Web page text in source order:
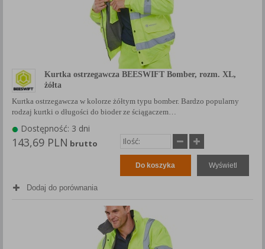
Kurtka ostrzegawcza BEESWIFT Bomber, rozm. XL,
żółta
Kurtka ostrzegawcza w kolorze żółtym typu bomber. Bardzo popularny
rodzaj kurtki o długości do bioder ze ściągaczem…
Dostępność: 3 dni
143,69 PLN brutto
Do koszyka Wyświetl
Dodaj do porównania